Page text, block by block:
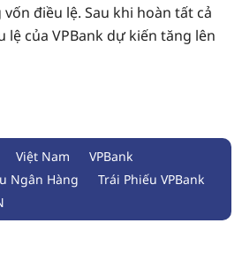
điều lệ. Sau khi hoàn tất cả
lệ của VPBank dự kiến tăng lên
Việt Nam
VPBank
Ngân Hàng
Trái Phiếu VPBank